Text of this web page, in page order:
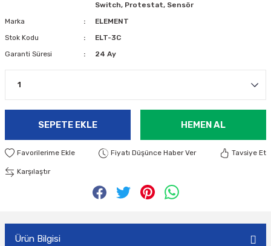
Switch, Protestat, Sensör
Marka
ELEMENT
Stok Kodu
ELT-3C
Garanti Süresi
24 Ay
SEPETE EKLE HEMEN AL
Fiyatı Düşünce Haber Ver Tavsiye Et
Karşılaştır
Ürün Bilgisi